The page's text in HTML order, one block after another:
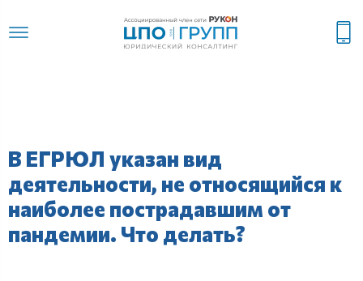
В ЕГРЮЛ указан вид
деятельности, не относящийся к
наиболее пострадавшим от
пандемии. Что делать?